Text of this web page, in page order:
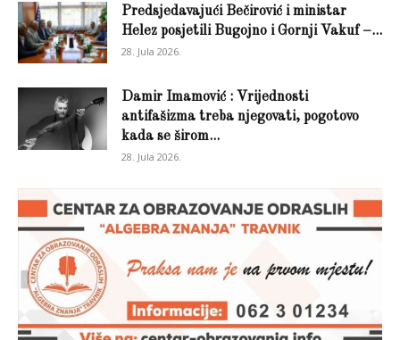
Predsjedavajući Bečirović i ministar
Helez posjetili Bugojno i Gornji Vakuf –...
28. Jula 2026.
Damir Imamović : Vrijednosti
antifašizma treba njegovati, pogotovo
kada se širom...
28. Jula 2026.